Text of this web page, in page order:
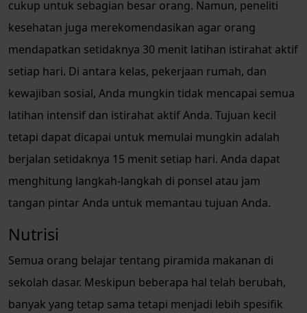
cukup untuk sebagian besar orang. Namun, peneliti
kesehatan juga merekomendasikan agar orang
mendapatkan setidaknya 30 menit latihan istirahat aktif
setiap hari. Di antara kelas, pekerjaan rumah, dan
kewajiban sosial, Anda mungkin tidak mencapai semua
latihan intensif dan istirahat aktif Anda. Tujuan kecil
tetapi dapat dicapai untuk memulai mungkin adalah
berjalan setidaknya 15 menit setiap hari. Anda dapat
menghitung langkah-langkah di ponsel atau jam
tangan pintar Anda untuk memantau tujuan Anda.
Nutrisi
Semua orang belajar tentang piramida makanan di
sekolah dasar. Meskipun beberapa hal telah berubah,
banyak yang tetap sama tetapi menjadi lebih spesifik